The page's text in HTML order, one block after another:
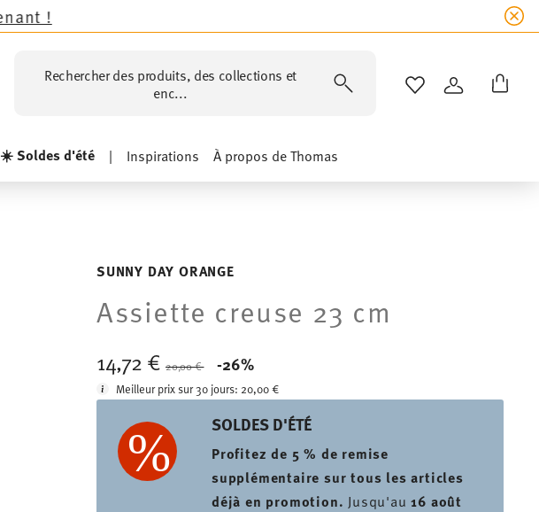
Rechercher des produits, des collections et
enc...
LISTE DECONNEXION
☀️ Soldes d'été | Inspirations À propos de Thomas
SUNNY DAY ORANGE
Assiette creuse 23 cm
14,72 €20,00 €
-26%
Meilleur prix sur 30 jours: 20,00 €
SOLDES D'ÉTÉ
Profitez de 5 % de remise
supplémentaire sur tous les articles
déjà en promotion. Jusqu'au16 août